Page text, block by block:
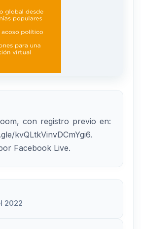
con registro previo en:
kvQLtkVinvDCmYgi6.
Facebook Live.
2022